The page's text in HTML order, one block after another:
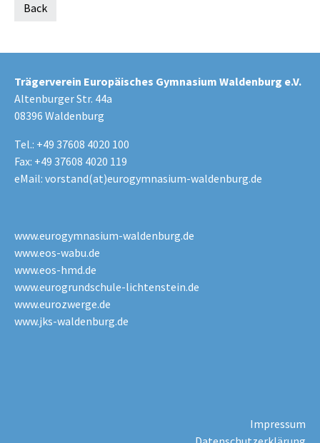
Back
Trägerverein Europäisches Gymnasium Waldenburg e.V.
Altenburger Str. 44a
08396 Waldenburg
Tel.: +49 37608 4020 100
Fax: +49 37608 4020 119
eMail: vorstand(at)eurogymnasium-waldenburg.de
www.eurogymnasium-waldenburg.de
www.eos-wabu.de
www.eos-hmd.de
www.eurogrundschule-lichtenstein.de
www.eurozwerge.de
www.jks-waldenburg.de
Impressum